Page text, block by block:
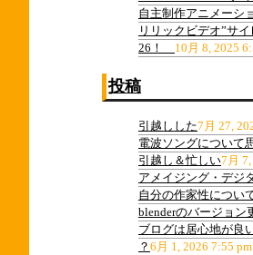
自主制作アニメーシ
リリックビデオ”サ
26！ 10月 8, 2025
投稿
引越しした7月 27,
電波ソングについて
引越し＆忙しい7月
アメイジング・デジ
自分の作家性につい
blenderのバージョン
ブログは居心地が良
？ 6月 1, 2026 7:55 pm